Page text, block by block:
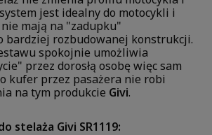
jest idealny do motocykli i
mają na "zadupku"
bardziej rozbudowanej konstrukcji.
spokojnie umożliwia
przez dorosłą osobę więc sam
kufer przez pasażera nie robi
na tym produkcie Givi.
stelaża Givi SR1119: